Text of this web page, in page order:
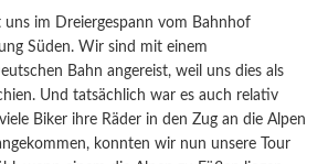
uns im Dreiergespann vom Bahnhof
Süden. Wir sind mit einem
Bahn angereist, weil uns dies als
Und tatsächlich war es auch relativ
Biker ihre Räder in den Zug an die Alpen
konnten wir nun unsere Tour